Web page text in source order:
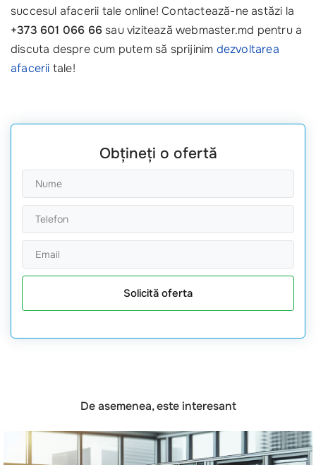
succesul afacerii tale online! Contactează-ne astăzi la
+373 601 066 66sau vizitează webmaster.md pentru a
discuta despre cum putem să sprijinim dezvoltarea
afacerii tale!
Obțineți o ofertă
Solicită oferta
De asemenea, este interesant